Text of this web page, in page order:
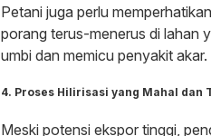
Petani juga perlu
porang terus-menerus di lahan
umbi dan memicu penyakit akar.
4. Proses Hilirisasi yang Mahal dan
Meski potensi ekspor tinggi,